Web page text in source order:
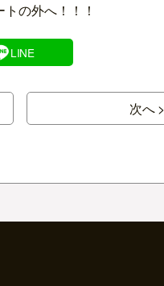
の外へ！！！
LINE
次へ >